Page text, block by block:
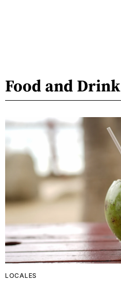
Food and Drink
LOCALES